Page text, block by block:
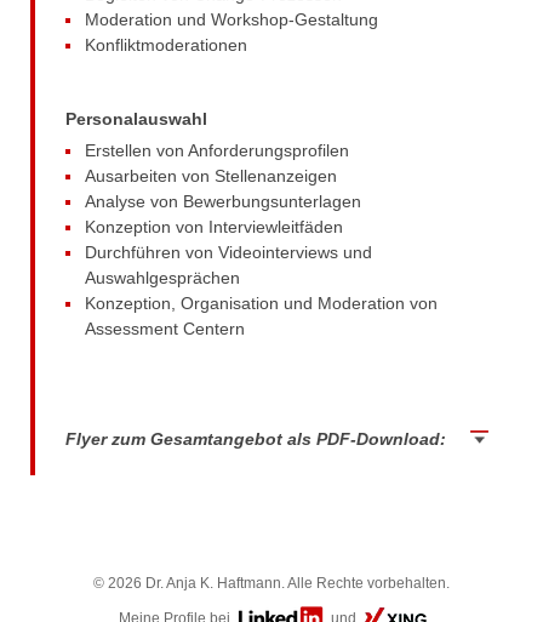
sprache
beraterteam
Moderation und Workshop-Gestaltung
Konfliktmoderationen
Personalauswahl
Erstellen von Anforderungsprofilen
Ausarbeiten von Stellenanzeigen
Analyse von Bewerbungsunterlagen
Konzeption von Interviewleitfäden
Durchführen von Videointerviews und
Auswahlgesprächen
Konzeption, Organisation und Moderation von
Assessment Centern
Flyer zum Gesamtangebot als PDF-Download:
© 2026 Dr. Anja K. Haftmann. Alle Rechte vorbehalten.
Meine Profile bei und